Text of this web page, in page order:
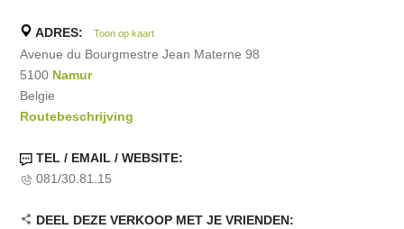
ADRES: Toon op kaart
Avenue du Bourgmestre Jean Materne 98
5100 Namur
Belgie
Routebeschrijving
TEL / EMAIL / WEBSITE:
081/30.81.15
DEEL DEZE VERKOOP MET JE VRIENDEN: